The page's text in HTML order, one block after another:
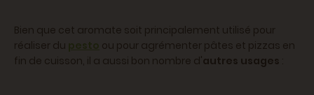
Bien que cet aromate soit principalement utilisé pour
réaliser du pesto ou pour agrémenter pâtes et pizzas en
fin de cuisson, il a aussi bon nombre d'autres usages :